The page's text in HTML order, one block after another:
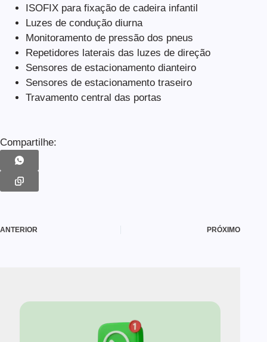
ISOFIX para fixação de cadeira infantil
Luzes de condução diurna
Monitoramento de pressão dos pneus
Repetidores laterais das luzes de direção
Sensores de estacionamento dianteiro
Sensores de estacionamento traseiro
Travamento central das portas
Compartilhe:
ANTERIOR PRÓXIMO